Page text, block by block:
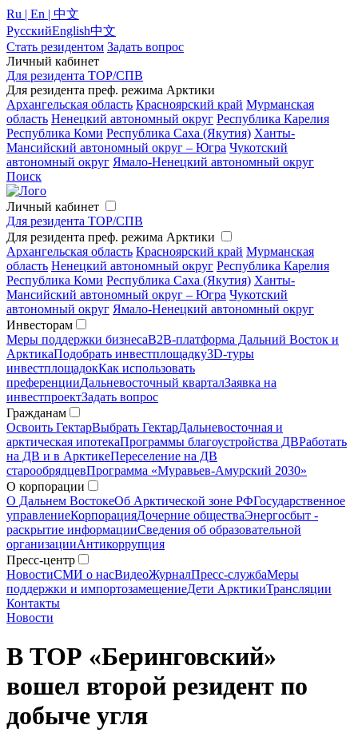
Ru | En | 中文
РусскийEnglish中文
Стать резидентом Задать вопрос
Личный кабинет
Для резидента ТОР/СПВ
Для резидента преф. режима Арктики
Архангельская область Красноярский край Мурманская
область Ненецкий автономный округ Республика Карелия
Республика Коми Республика Саха (Якутия) Ханты-
Мансийский автономный округ – Югра Чукотский
автономный округ Ямало-Ненецкий автономный округ
Поиск
Личный кабинет
Для резидента ТОР/СПВ
Для резидента преф. режима Арктики
Архангельская область Красноярский край Мурманская
область Ненецкий автономный округ Республика Карелия
Республика Коми Республика Саха (Якутия) Ханты-
Мансийский автономный округ – Югра Чукотский
автономный округ Ямало-Ненецкий автономный округ
Инвесторам
Меры поддержки бизнесаB2B-платформа Дальний Восток и
АрктикаПодобрать инвестплощадку3D-туры
инвестплощадокКак использовать
преференцииДальневосточный кварталЗаявка на
инвестпроектЗадать вопрос
Гражданам
Освоить ГектарВыбрать ГектарДальневосточная и
арктическая ипотекаПрограммы благоустройства ДВРаботать
на ДВ и в АрктикеПереселение на ДВ
старообрядцевПрограмма «Муравьев-Амурский 2030»
О корпорации
О Дальнем ВостокеОб Арктической зоне РФГосударственное
управлениеКорпорацияДочерние обществаЭнергосбыт -
раскрытие информацииСведения об образовательной
организацииАнтикоррупция
Пресс-центр
НовостиСМИ о насВидеоЖурналПресс-службаМеры
поддержки и импортозамещениеДети АрктикиТрансляции
Контакты
Новости
В ТОР «Беринговский»
вошел второй резидент по
добыче угля